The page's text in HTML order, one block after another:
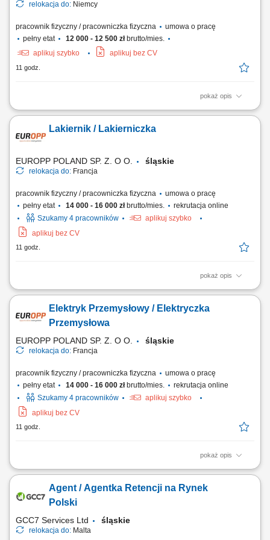
relokacja do: Niemcy
pracownik fizyczny / pracowniczka fizyczna
umowa o pracę
pełny etat
12 000 - 12 500 złbrutto/mies.
aplikuj szybko
aplikuj bez CV
11 godz.
pokaż opis
Opis stanowiska Obsługa maszyn i urządzeń służących do
chemicznymi. Kompleksowe pakowanie gotowych wyrobów,
zabezpieczanie ich przed transportem oraz precyzyjne naklejanie
Lakiernik / Lakierniczka
EUROPP POLAND SP. Z. O O. śląskie
relokacja do: Francja
pracownik fizyczny / pracowniczka fizyczna
umowa o pracę
pełny etat
14 000 - 16 000 złbrutto/mies.
rekrutacja online
Szukamy 4 pracowników
aplikuj szybko
aplikuj bez CV
11 godz.
pokaż opis
Zadania Lakierowanie pociągów oraz wagonów osobowych w kabinie
powierzchni pod lakierowanie, w tym szlifowanie, maskowanie oraz
odtłuszczanie elementów; Dobieranie komponentów oraz samodzielne
Elektryk Przemysłowy / Elektryczka
Przemysłowa
EUROPP POLAND SP. Z. O O. śląskie
relokacja do: Francja
pracownik fizyczny / pracowniczka fizyczna
umowa o pracę
pełny etat
14 000 - 16 000 złbrutto/mies.
rekrutacja online
Szukamy 4 pracowników
aplikuj szybko
aplikuj bez CV
11 godz.
pokaż opis
Zadania Układanie, podłączanie i mocowanie strukturalnych wiązek
sterujących oraz komponentów elektrycznych taboru; Wykonywanie
prac montażowych w oparciu o schematy techniczne i wytyczne
Agent / Agentka Retencji na Rynek
Polski
GCC7 Services Ltd śląskie
relokacja do: Malta